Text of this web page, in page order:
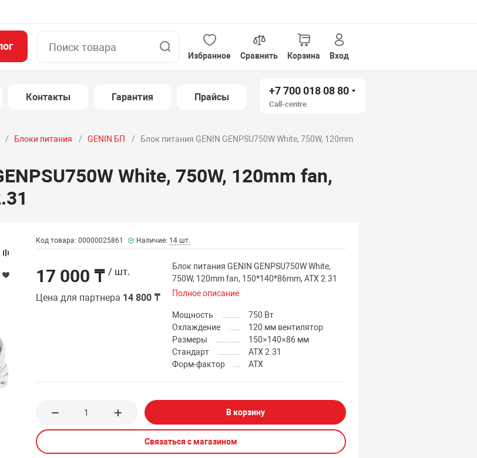
Избранное
Сравнить Корзина Вход
Контакты Гарантия Прайсы
+7 700 018 08 80
Call-centre
Блоки питания GENIN БП
Блок питания GENIN GENPSU750W White, 750W, 120mm
White, 750W, 120mm fan,
Код товара: 00000025861 Наличие: 14 шт.
17 000 ₸ / шт.
Цена для партнера 14 800 ₸
Блок питания GENIN GENPSU750W White,
750W, 120mm fan, 150*140*86mm, ATX 2.31
Полное описание
Мощность
750 Вт
Охлаждение
120 мм вентилятор
Размеры
150×140×86 мм
Стандарт
ATX 2.31
Форм-фактор
ATX
В корзину
Связаться с магазином